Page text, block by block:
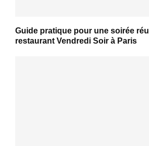
Guide pratique pour une soirée
restaurant Vendredi Soir à Paris